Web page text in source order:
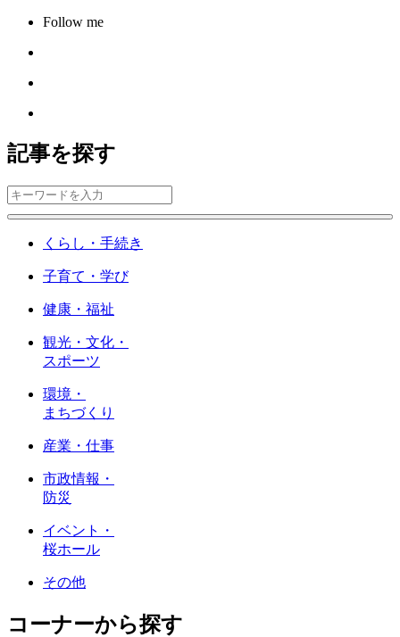
Follow me
記事を探す
くらし・手続き
子育て・学び
健康・福祉
観光・文化・
スポーツ
環境・
まちづくり
産業・仕事
市政情報・
防災
イベント・
桜ホール
その他
コーナーから探す